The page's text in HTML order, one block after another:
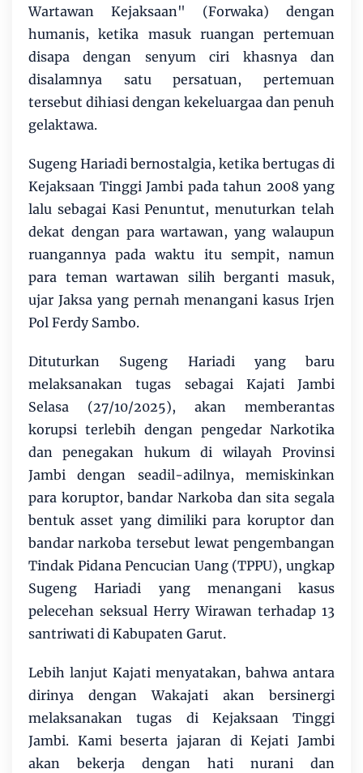
Wartawan Kejaksaan" (Forwaka) dengan
humanis, ketika masuk ruangan pertemuan
disapa dengan senyum ciri khasnya dan
disalamnya satu persatuan, pertemuan
tersebut dihiasi dengan kekeluargaa dan penuh
gelaktawa.
Sugeng Hariadi bernostalgia, ketika bertugas di
Kejaksaan Tinggi Jambi pada tahun 2008 yang
lalu sebagai Kasi Penuntut, menuturkan telah
dekat dengan para wartawan, yang walaupun
ruangannya pada waktu itu sempit, namun
para teman wartawan silih berganti masuk,
ujar Jaksa yang pernah menangani kasus Irjen
Pol Ferdy Sambo.
Dituturkan Sugeng Hariadi yang baru
melaksanakan tugas sebagai Kajati Jambi
Selasa (27/10/2025), akan memberantas
korupsi terlebih dengan pengedar Narkotika
dan penegakan hukum di wilayah Provinsi
Jambi dengan seadil-adilnya, memiskinkan
para koruptor, bandar Narkoba dan sita segala
bentuk asset yang dimiliki para koruptor dan
bandar narkoba tersebut lewat pengembangan
Tindak Pidana Pencucian Uang (TPPU), ungkap
Sugeng Hariadi yang menangani kasus
pelecehan seksual Herry Wirawan terhadap 13
santriwati di Kabupaten Garut.
Lebih lanjut Kajati menyatakan, bahwa antara
dirinya dengan Wakajati akan bersinergi
melaksanakan tugas di Kejaksaan Tinggi
Jambi. Kami beserta jajaran di Kejati Jambi
akan bekerja dengan hati nurani dan